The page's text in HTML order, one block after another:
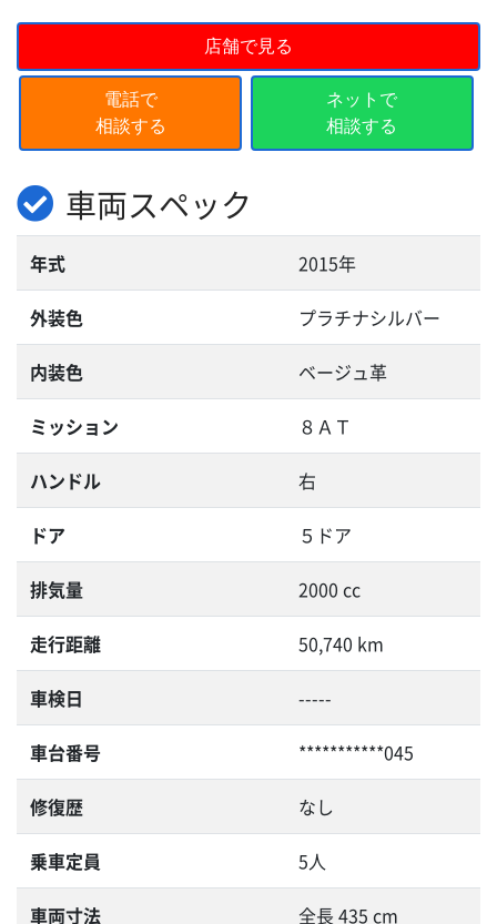
店舗で見る
電話で
相談する
ネットで
相談する
車両スペック
年式 2015年
外装色 プラチナシルバー
内装色 ベージュ革
ミッション ８ＡＴ
ハンドル 右
ドア ５ドア
排気量 2000 cc
走行距離 50,740 km
車検日 -----
車台番号 ***********045
修復歴 なし
乗車定員 5人
車両寸法
全長 435 cm